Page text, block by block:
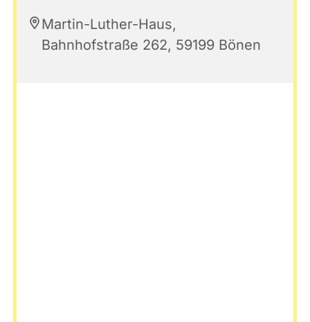
Martin-Luther-Haus,
Bahnhofstraße 262, 59199 Bönen